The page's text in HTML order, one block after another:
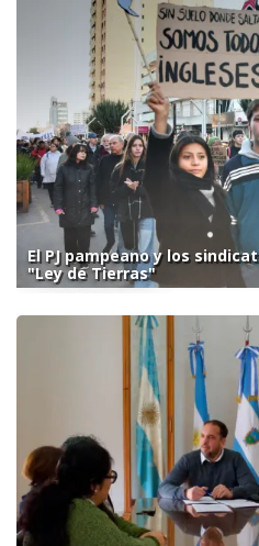
El PJ pampeano y los
"Ley de Tierras"